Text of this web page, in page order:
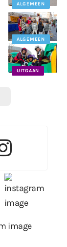
ALGEMEEN
ALGEMEEN
UITGAAN